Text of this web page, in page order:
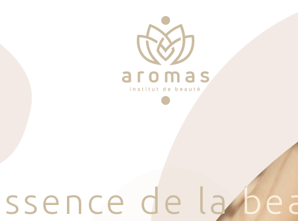
sse nce d e la be